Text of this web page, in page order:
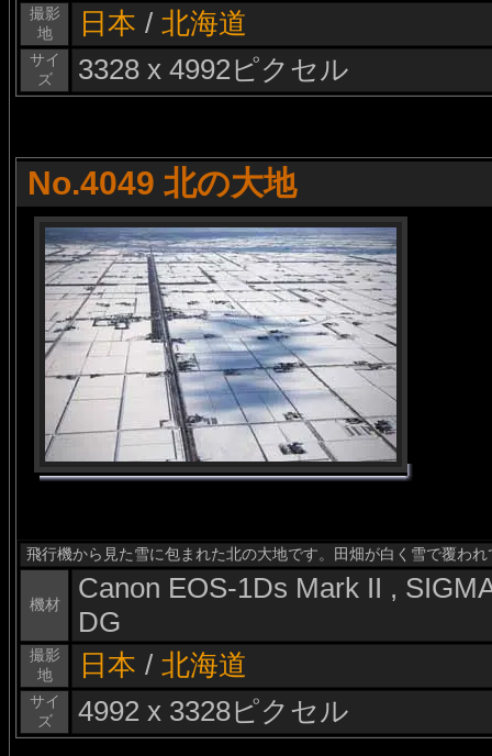
撮影
地
日本 / 北海道
サイ
ズ
3328 x 4992ピクセル
No.4049 北の大地
飛行機から見た雪に包まれた北の大地です。田畑が白く雪で覆われ
機材
Canon EOS-1Ds Mark II ,
DG
撮影
地
日本 / 北海道
サイ
ズ
4992 x 3328ピクセル